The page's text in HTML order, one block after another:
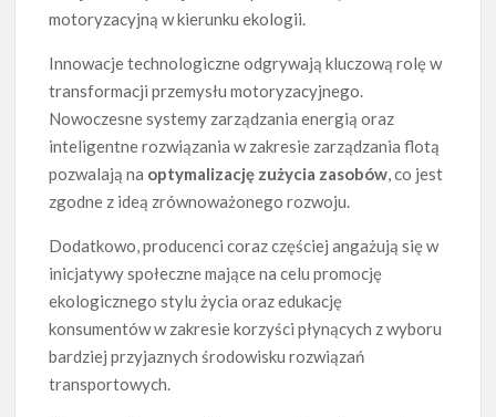
motoryzacyjną w kierunku ekologii.
Innowacje technologiczne odgrywają kluczową rolę w
transformacji przemysłu motoryzacyjnego.
Nowoczesne systemy zarządzania energią oraz
inteligentne rozwiązania w zakresie zarządzania flotą
pozwalają na optymalizację zużycia zasobów, co jest
zgodne z ideą zrównoważonego rozwoju.
Dodatkowo, producenci coraz częściej angażują się w
inicjatywy społeczne mające na celu promocję
ekologicznego stylu życia oraz edukację
konsumentów w zakresie korzyści płynących z wyboru
bardziej przyjaznych środowisku rozwiązań
transportowych.